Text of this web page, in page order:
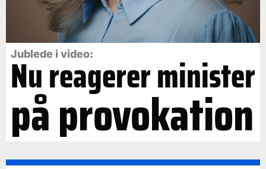
Jublede i video:
Nu reagerer minister
på provokation